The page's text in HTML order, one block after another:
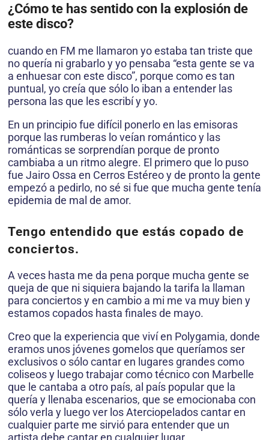
¿Cómo te has sentido con la explosión de
este disco?
cuando en FM me llamaron yo estaba tan triste que
no quería ni grabarlo y yo pensaba “esta gente se va
a enhuesar con este disco”, porque como es tan
puntual, yo creía que sólo lo iban a entender las
persona las que les escribí y yo.
En un principio fue difícil ponerlo en las emisoras
porque las rumberas lo veían romántico y las
románticas se sorprendían porque de pronto
cambiaba a un ritmo alegre. El primero que lo puso
fue Jairo Ossa en Cerros Estéreo y de pronto la gente
empezó a pedirlo, no sé si fue que mucha gente tenía
epidemia de mal de amor.
Tengo entendido que estás copado de
conciertos.
A veces hasta me da pena porque mucha gente se
queja de que ni siquiera bajando la tarifa la llaman
para conciertos y en cambio a mi me va muy bien y
estamos copados hasta finales de mayo.
Creo que la experiencia que viví en Polygamia, donde
eramos unos jóvenes gomelos que queríamos ser
exclusivos o sólo cantar en lugares grandes como
coliseos y luego trabajar como técnico con Marbelle
que le cantaba a otro país, al país popular que la
quería y llenaba escenarios, que se emocionaba con
sólo verla y luego ver los Aterciopelados cantar en
cualquier parte me sirvió para entender que un
artista debe cantar en cualquier lugar.